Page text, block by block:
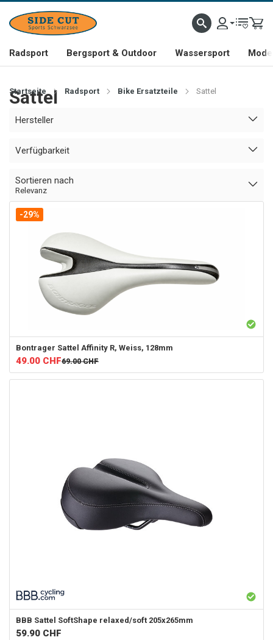
Radsport Bergsport & Outdoor Wassersport
Startseite Radsport Bike Ersatzteile Sattel
Sattel
Hersteller
Verfügbarkeit
Sortieren nach
Relevanz
-29%
Bontrager Sattel Affinity R, Weiss, 128mm
49.00 CHF69.00 CHF
BBB Sattel SoftShape relaxed/soft 205x265mm
59.90 CHF